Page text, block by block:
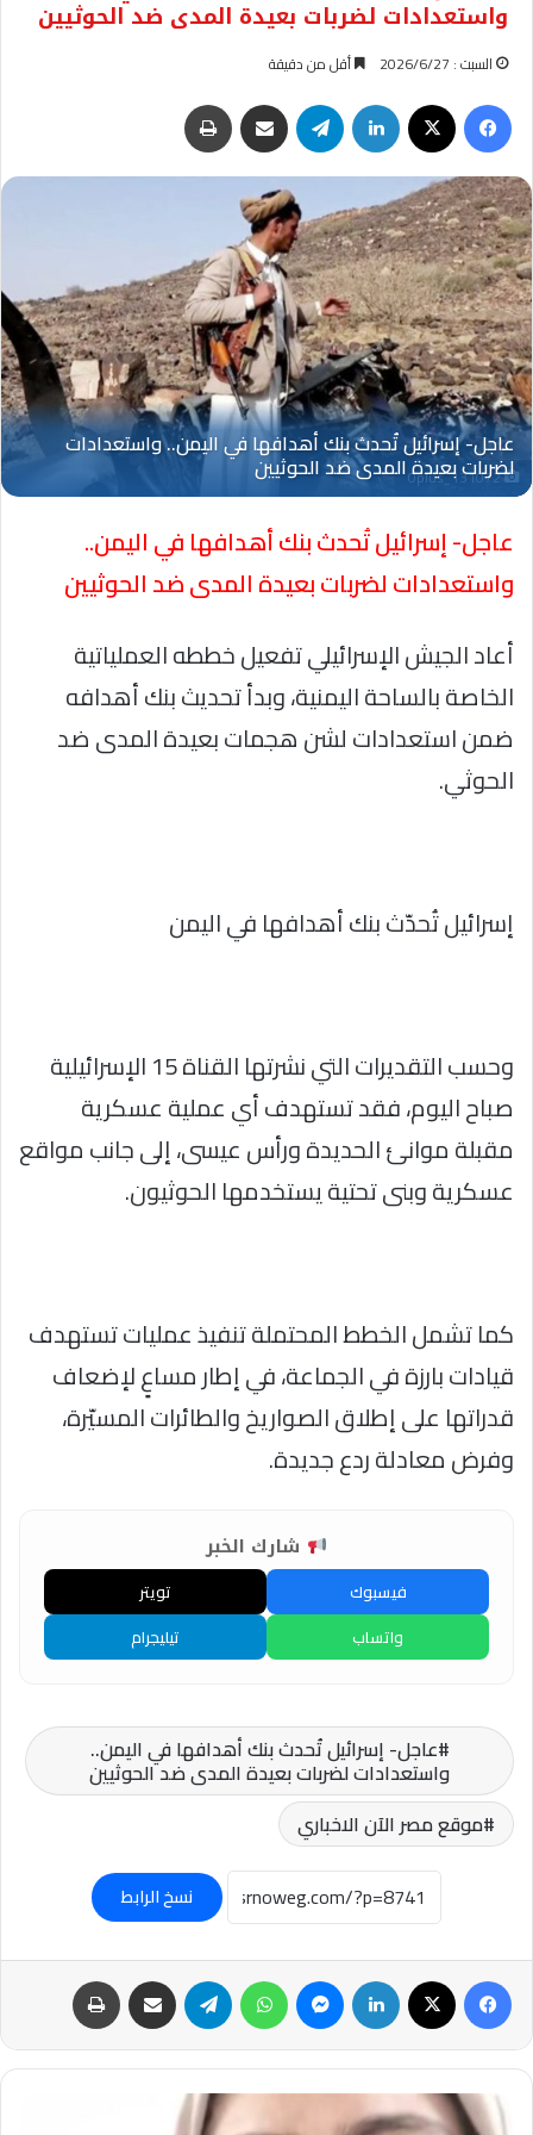
واستعدادات لضربات بعيدة المدى ضد الحوثيين
السبت : 2026/6/27 أقل من دقيقة
فيسبوك لينكدإن تيلقرام مشاركة عبر البريد
Oplus_131072
عاجل- إسرائيل تُحدث بنك أهدافها في اليمن..
واستعدادات لضربات بعيدة المدى ضد الحوثيين
أعاد الجيش الإسرائيلي تفعيل خططه العملياتية
الخاصة بالساحة اليمنية، وبدأ تحديث بنك أهدافه
ضمن استعدادات لشن هجمات بعيدة المدى ضد
الحوثي.
إسرائيل تُحدّث بنك أهدافها في اليمن
وحسب التقديرات التي نشرتها القناة 15 الإسرائيلية
صباح اليوم، فقد تستهدف أي عملية عسكرية
مقبلة موانئ الحديدة ورأس عيسى، إلى جانب مواقع
عسكرية وبنى تحتية يستخدمها الحوثيون.
كما تشمل الخطط المحتملة تنفيذ عمليات تستهدف
قيادات بارزة في الجماعة، في إطار مساعٍ لإضعاف
قدراتها على إطلاق الصواريخ والطائرات المسيّرة،
وفرض معادلة ردع جديدة.
شارك الخبر
فيسبوك
تويتر
واتساب
تيليجرام
عاجل- إسرائيل تُحدث بنك أهدافها في اليمن..
واستعدادات لضربات بعيدة المدى ضد الحوثيين
موقع مصر الآن الاخباري
نسخ الرابط
فيسبوك لينكدإن ماسنجر واتساب تيلقرام مشاركة عبر البريد
النيابة:تجديد
حبس